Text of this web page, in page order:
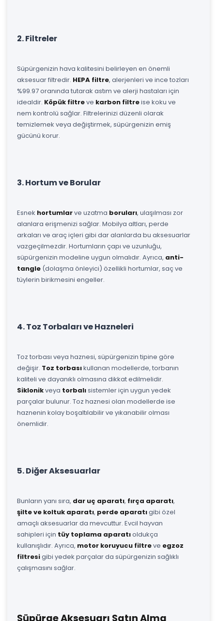
2. Filtreler
Süpürgenizin hava kalitesini belirleyen en önemli
aksesuar filtredir. HEPA filtre, alerjenleri ve ince tozları
%99.97 oranında tutarak astım ve alerji hastaları için
idealdir. Köpük filtreve karbon filtreise koku ve
nem kontrolü sağlar. Filtrelerinizi düzenli olarak
temizlemek veya değiştirmek, süpürgenizin emiş
gücünü korur.
3. Hortum ve Borular
Esnek hortumlarve uzatma boruları, ulaşılması zor
alanlara erişmenizi sağlar. Mobilya altları, perde
arkaları ve araç içleri gibi dar alanlarda bu aksesuarlar
vazgeçilmezdir. Hortumların çapı ve uzunluğu,
süpürgenizin modeline uygun olmalıdır. Ayrıca, anti-
tangle (dolaşma önleyici) özellikli hortumlar, saç ve
tüylerin birikmesini engeller.
4. Toz Torbaları ve Hazneleri
Toz torbası veya haznesi, süpürgenizin tipine göre
değişir. Toz torbasıkullanan modellerde, torbanın
kaliteli ve dayanıklı olmasına dikkat edilmelidir.
Siklonikveya torbalısistemler için uygun yedek
parçalar bulunur. Toz haznesi olan modellerde ise
haznenin kolay boşaltılabilir ve yıkanabilir olması
önemlidir.
5. Diğer Aksesuarlar
Bunların yanı sıra, dar uç aparatı, fırça aparatı,
şilte ve koltuk aparatı, perde aparatıgibi özel
amaçlı aksesuarlar da mevcuttur. Evcil hayvan
sahipleri için tüy toplama aparatıoldukça
kullanışlıdır. Ayrıca, motor koruyucu filtreve egzoz
filtresigibi yedek parçalar da süpürgenizin sağlıklı
çalışmasını sağlar.
Süpürge Aksesuarı Satın Alma